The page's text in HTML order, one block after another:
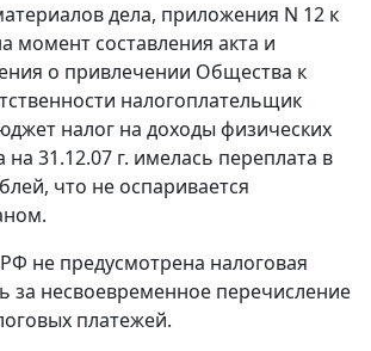
дела, приложения N 12 к
момент составления акта и
о привлечении Общества к
налогоплательщик
налог на доходы физических
31.12.07 г. имелась переплата в
что не оспаривается
не предусмотрена налоговая
за несвоевременное перечисление
платежей.